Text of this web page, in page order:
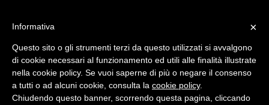
×
Informativa
Questo sito o gli strumenti terzi da questo utilizzati si avvalgono
di cookie necessari al funzionamento ed utili alle finalità illustrate
nella cookie policy. Se vuoi saperne di più o negare il consenso
a tutti o ad alcuni cookie, consulta la cookie policy.
Chiudendo questo banner, scorrendo questa pagina, cliccando